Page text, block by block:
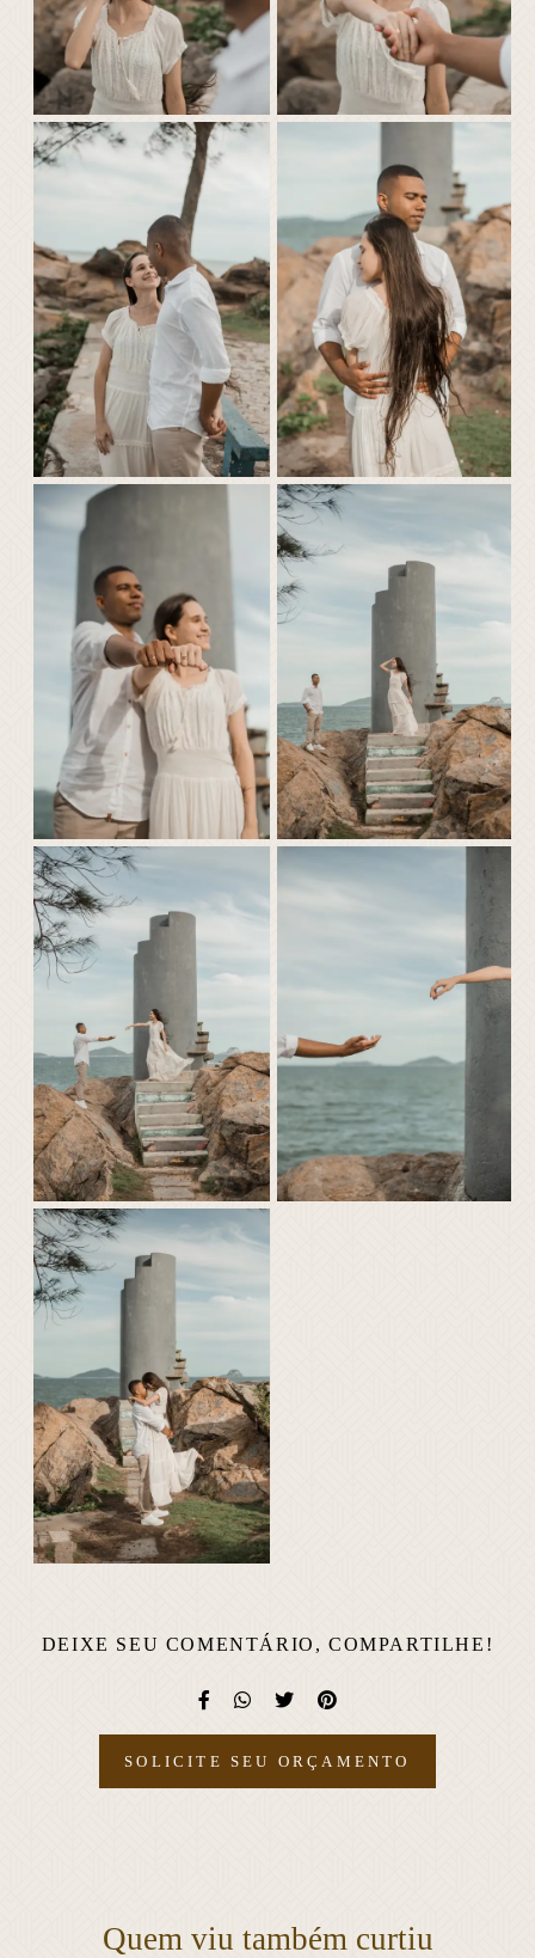
DEIXE SEU COMENTÁRIO, COMPARTILHE!
SOLICITE SEU ORÇAMENTO
Quem viu também curtiu